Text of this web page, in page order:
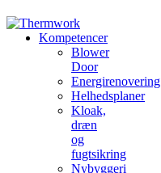
Kompetencer
Blower
Door
Energirenovering
Helhedsplaner
Kloak,
dræn
og
fugtsikring
Nybyggeri